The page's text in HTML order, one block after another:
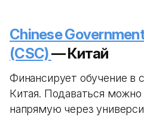
Chinese
(CSC)— Китай
Финансирует обучение в
Китая. Подаваться можно
напрямую через